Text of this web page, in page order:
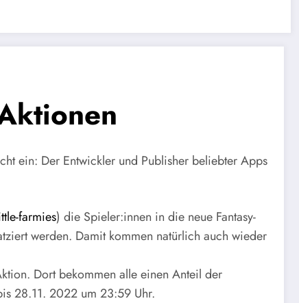
ein: Der Entwickler und Publisher beliebter Apps
farmies) die Spieler:innen in die neue Fantasy-
werden. Damit kommen natürlich auch wieder
Dort bekommen alle einen Anteil der
28.11. 2022 um 23:59 Uhr.